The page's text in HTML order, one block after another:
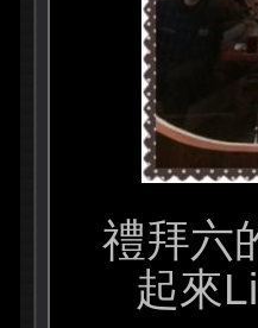
禮拜六
起來